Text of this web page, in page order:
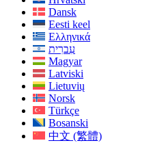
Dansk
Eesti keel
Ελληνικά
עִברִית
Magyar
Latviski
Lietuvių
Norsk
Türkçe
Bosanski
中文 (繁體)